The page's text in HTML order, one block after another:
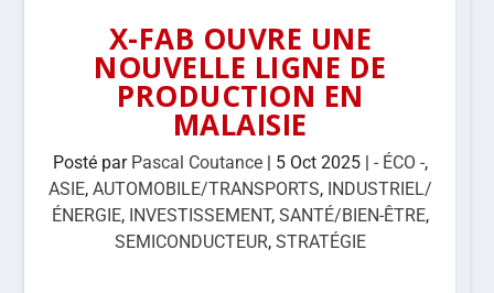
X-FAB OUVRE UNE
NOUVELLE LIGNE DE
PRODUCTION EN
MALAISIE
Posté par Pascal Coutance| 5 Oct 2025| - ÉCO -,
ASIE, AUTOMOBILE/TRANSPORTS, INDUSTRIEL/
ÉNERGIE, INVESTISSEMENT, SANTÉ/BIEN-ÊTRE,
SEMICONDUCTEUR, STRATÉGIE